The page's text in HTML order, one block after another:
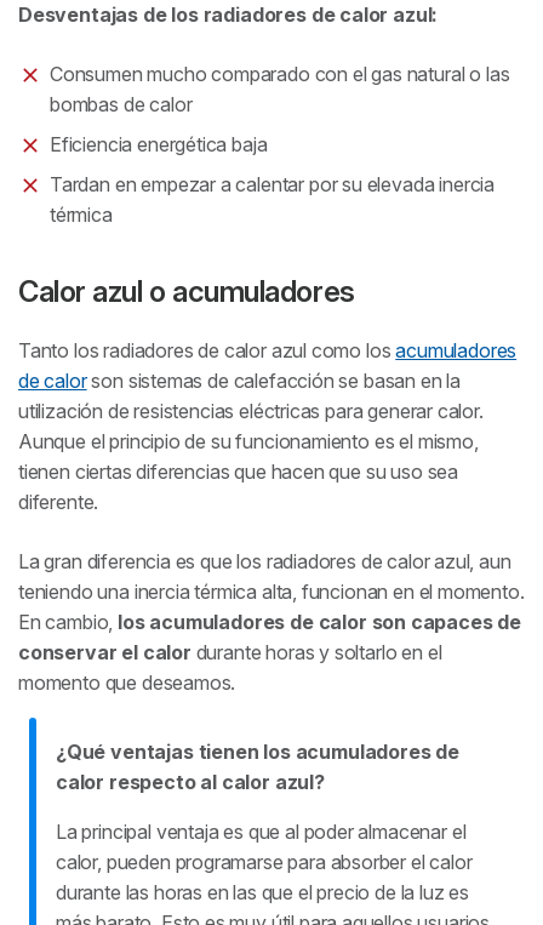
Desventajas de los radiadores de calor azul:
Consumen mucho comparado con el gas natural o las
bombas de calor
Eficiencia energética baja
Tardan en empezar a calentar por su elevada inercia
térmica
Calor azul o acumuladores
Tanto los radiadores de calor azul como losacumuladores
de calorson sistemas de calefacción se basan en la
utilización de resistencias eléctricas para generar calor.
Aunque el principio de su funcionamiento es el mismo,
tienen ciertas diferencias que hacen que su uso sea
diferente.
La gran diferencia es que los radiadores de calor azul, aun
teniendo una inercia térmica alta, funcionan en el momento.
En cambio, los acumuladores de calor son capaces de
conservar el calor durante horas y soltarlo en el
momento que deseamos.
¿Qué ventajas tienen los acumuladores de
calor respecto al calor azul?
La principal ventaja es que al poder almacenar el
calor, pueden programarse para absorber el calor
durante las horas en las que el precio de la luz es